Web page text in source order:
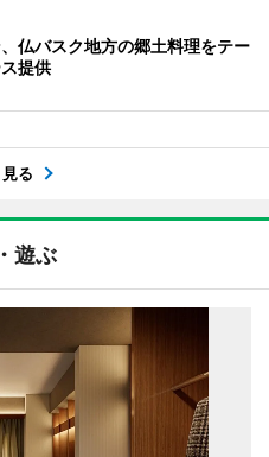
仏バスク地方の郷土料理をテー
提供
る
遊ぶ